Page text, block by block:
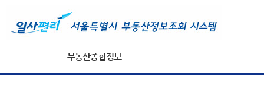
부동산종합정보